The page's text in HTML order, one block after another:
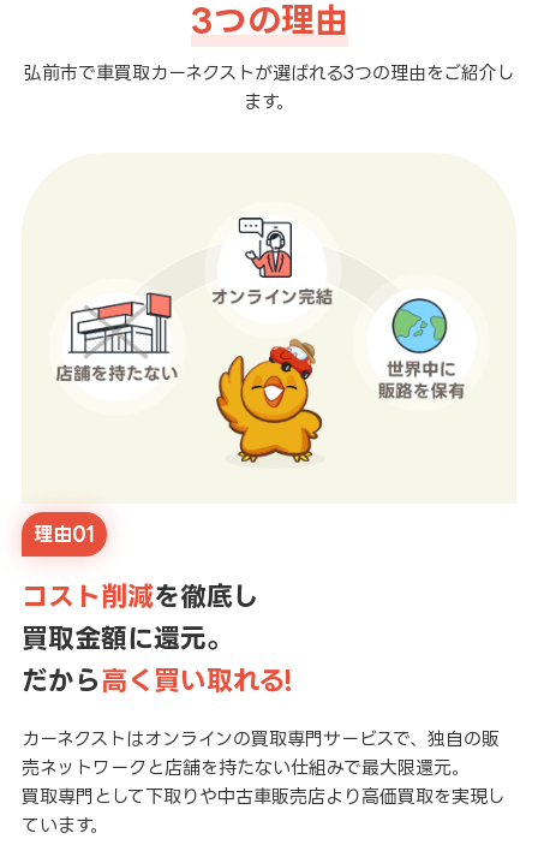
3つの理由
弘前市で車買取カーネクストが選ばれる3つの理由をご紹介し
ます。
理由01
コスト削減を徹底し
買取金額に還元。
だから高く買い取れる!
カーネクストはオンラインの買取専門サービスで、独自の販
売ネットワークと店舗を持たない仕組みで最大限還元。
買取専門として下取りや中古車販売店より高価買取を実現し
ています。